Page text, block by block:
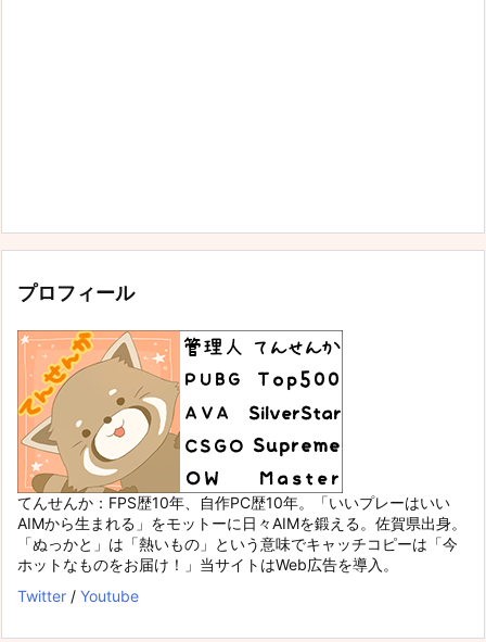
プロフィール
てんせんか：FPS歴10年、自作PC歴10年。「いいプレーはいい
AIMから生まれる」をモットーに日々AIMを鍛える。佐賀県出身。
「ぬっかと」は「熱いもの」という意味でキャッチコピーは「今
ホットなものをお届け！」当サイトはWeb広告を導入。
Twitter / Youtube